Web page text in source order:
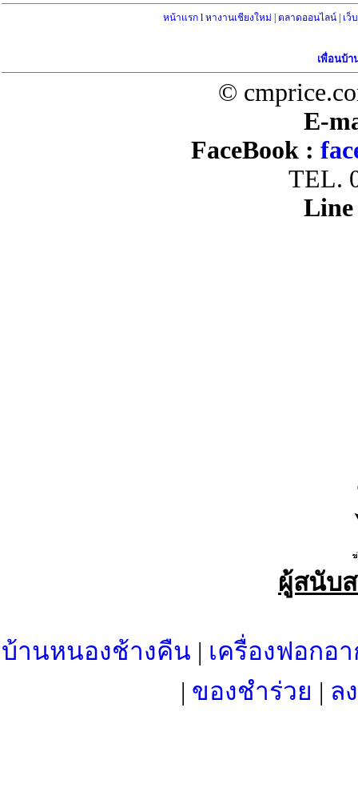
หน้าแรก lหางานเชียงใหม่ |ตลาดออนไลน์ | เว็
เพื่อนบ้า
©
E-
FaceBook :
TEL.
ผู้สนับ
บ้านหนองช้างคืน | เครื่องฟอกอ
| ของชำร่วย | ล